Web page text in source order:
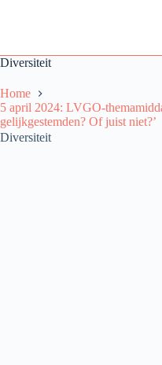
Diversiteit
Home
5 april 2024: LVGO-
gelijkgestemden? Of juist niet?’
Diversiteit